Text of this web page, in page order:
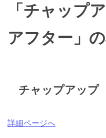
「チャップ
アフター」
チャップアップ
詳細ページへ